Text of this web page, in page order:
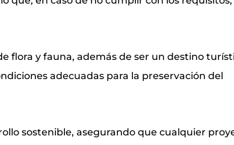
flora y fauna, además de ser un destino
adecuadas para la preservación del
sostenible, asegurando que cualquier